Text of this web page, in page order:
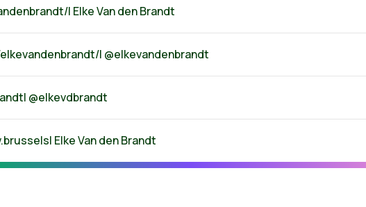
| Elke Van den Brandt
| @elkevandenbrandt
| @elkevdbrandt
| Elke Van den Brandt